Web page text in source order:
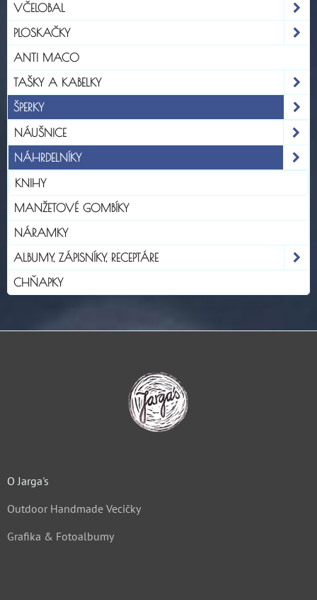
VČELOBAL
PLOSKAČKY
ANTI MACO
TAŠKY A KABELKY
ŠPERKY
NÁUŠNICE
NÁHRDELNÍKY
KNIHY
MANŽETOVÉ GOMBÍKY
NÁRAMKY
ALBUMY, ZÁPISNÍKY, RECEPTÁRE
CHŇAPKY
O Jarga's
Outdoor Handmade Vecičky
Grafika & Fotoalbumy